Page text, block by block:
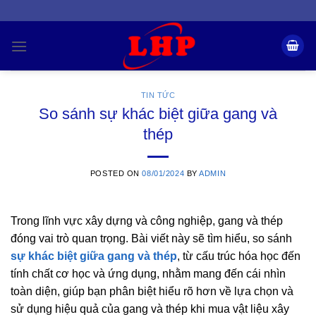
content
TIN TỨC
So sánh sự khác biệt giữa gang và
thép
POSTED ON08/01/2024 BYADMIN
Trong lĩnh vực xây dựng và công nghiệp, gang và thép
đóng vai trò quan trọng. Bài viết này sẽ tìm hiểu, so sánh
sự khác biệt giữa gang và thép, từ cấu trúc hóa học đến
tính chất cơ học và ứng dụng, nhằm mang đến cái nhìn
toàn diện, giúp bạn phân biệt hiểu rõ hơn về lựa chọn và
sử dụng hiệu quả của gang và thép khi mua vật liệu xây